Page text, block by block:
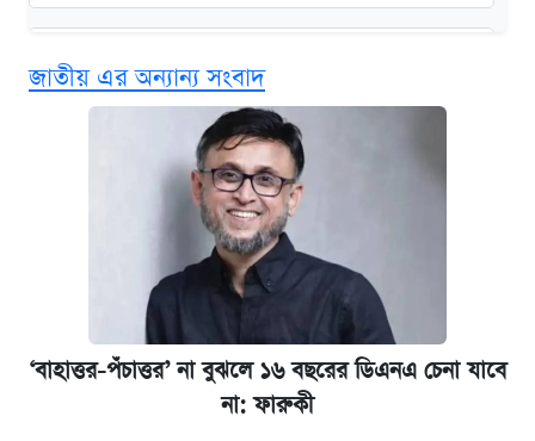
ভাতা
ঢাবির সূর্যসেন হলে সমকামিতার অভিযোগে দুইজন
দেশের বাজারে ফের বেড়েছে সোনার দাম
‘গুলশানের চামেলি’ তে যৌনকর্মীর দালাল অ্যাডলফ
খান
ভাতা-উপবৃত্তির আবেদন শুরু, জেনে নিন পদ্ধতি
জাতীয় এর অন্যান্য সংবাদ
‘বাহাত্তর-পঁচাত্তর’ না বুঝলে ১৬ বছরের ডিএনএ চেনা যাবে
না: ফারুকী